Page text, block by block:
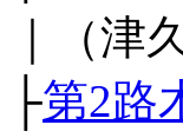
｜（津
├第2路